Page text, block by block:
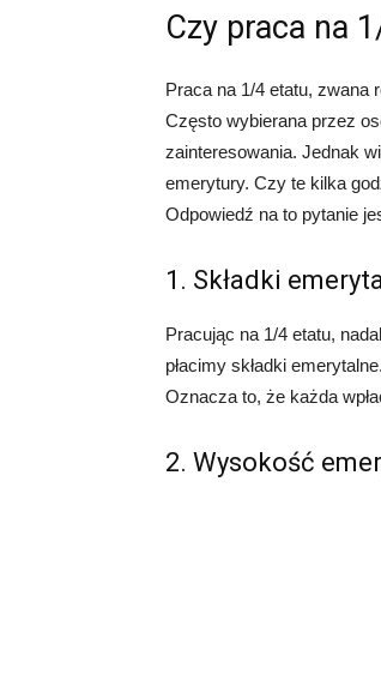
Czy praca na
Praca na 1/4 etatu, zwana
Często wybierana przez
zainteresowania. Jednak
emerytury. Czy te kilka
Odpowiedź na to pytanie
1. Składki
Pracując na 1/4 etatu,
płacimy składki
Oznacza to, że każda
2. Wysokość